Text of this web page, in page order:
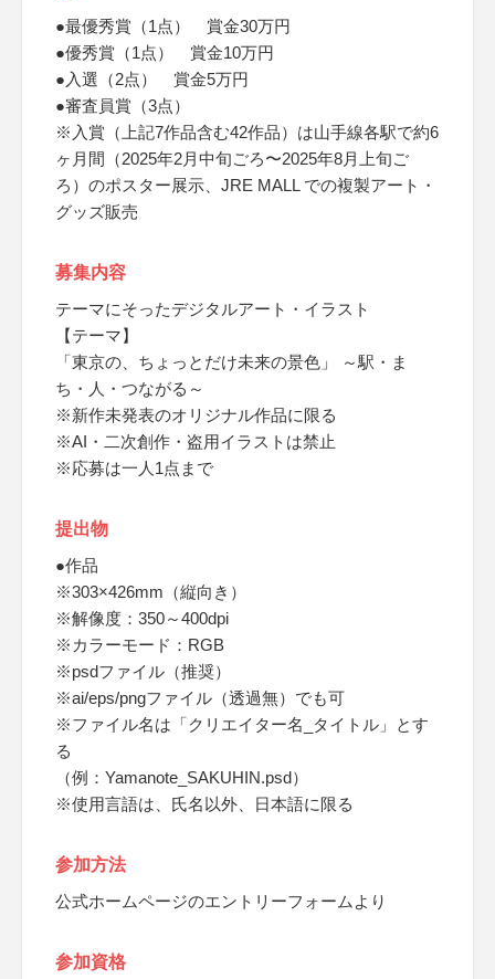
●最優秀賞（1点） 賞金30万円
●優秀賞（1点） 賞金10万円
●入選（2点） 賞金5万円
●審査員賞（3点）
※入賞（上記7作品含む42作品）は山手線各駅で約6
ヶ月間（2025年2月中旬ごろ〜2025年8月上旬ご
ろ）のポスター展示、JRE MALL での複製アート・
グッズ販売
募集内容
テーマにそったデジタルアート・イラスト
【テーマ】
「東京の、ちょっとだけ未来の景色」 ～駅・ま
ち・人・つながる～
※新作未発表のオリジナル作品に限る
※AI・二次創作・盗用イラストは禁止
※応募は一人1点まで
提出物
●作品
※303×426mm（縦向き）
※解像度：350～400dpi
※カラーモード：RGB
※psdファイル（推奨）
※ai/eps/pngファイル（透過無）でも可
※ファイル名は「クリエイター名_タイトル」とす
る
（例：Yamanote_SAKUHIN.psd）
※使用言語は、氏名以外、日本語に限る
参加方法
公式ホームページのエントリーフォームより
参加資格